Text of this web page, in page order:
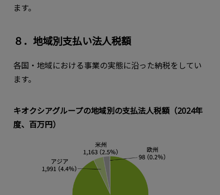
ます。
８．地域別支払い法人税額
各国・地域における事業の実態に沿った納税をしてい
ます。
キオクシアグループの地域別の支払法人税額（2024年
度、百万円）